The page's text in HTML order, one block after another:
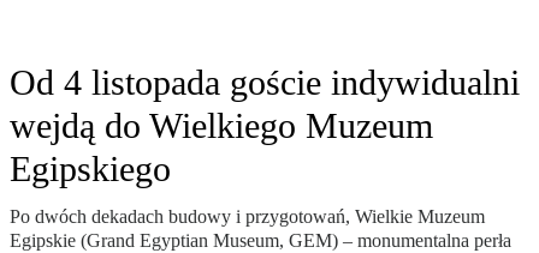
Od 4 listopada goście indywidualni
wejdą do Wielkiego Muzeum
Egipskiego
Po dwóch dekadach budowy i przygotowań, Wielkie Muzeum
Egipskie (Grand Egyptian Museum, GEM) – monumentalna perła